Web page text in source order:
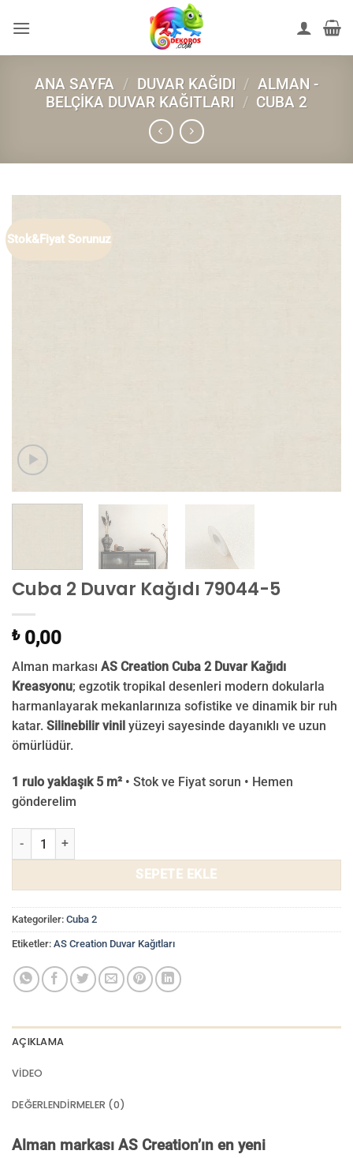
atla
ANA SAYFA / DUVAR KAĞIDI / ALMAN -
BELÇIKA DUVAR KAĞITLARI / CUBA 2
Stok&Fiyat Sorunuz
Cuba 2 Duvar Kağıdı 79044-5
₺0,00
Alman markası AS Creation Cuba 2 Duvar Kağıdı
Kreasyonu; egzotik tropikal desenleri modern dokularla
harmanlayarak mekanlarınıza sofistike ve dinamik bir ruh
katar. Silinebilir vinil yüzeyi sayesinde dayanıklı ve uzun
ömürlüdür.
1 rulo yaklaşık 5 m² • Stok ve Fiyat sorun • Hemen
gönderelim
Cuba 2 Duvar Kağıdı 79044-5 adet
SEPETE EKLE
Kategoriler: Cuba 2
Etiketler: AS Creation Duvar Kağıtları
AÇIKLAMA
VIDEO
DEĞERLENDIRMELER (0)
Alman markası AS Creation’ın en yeni